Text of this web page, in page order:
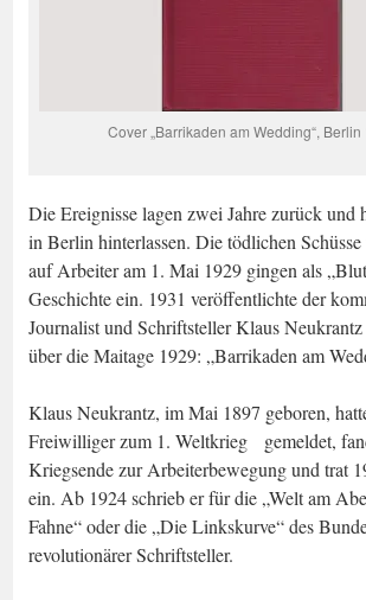
Cover „Barrikaden am Wedding“, Berlin
Die Ereignisse lagen zwei Jahre zurück und
in Berlin hinterlassen. Die tödlichen
auf Arbeiter am 1. Mai 1929 gingen als
Geschichte ein. 1931 veröffentlichte der
Journalist und Schriftsteller Klaus
über die Maitage 1929: „Barrikaden am
Klaus Neukrantz, im Mai 1897 geboren,
Freiwilliger zum 1. Weltkrieg gemeldet,
Kriegsende zur Arbeiterbewegung und trat
ein. Ab 1924 schrieb er für die „Welt am
Fahne“ oder die „Die Linkskurve“ des
revolutionärer Schriftsteller.